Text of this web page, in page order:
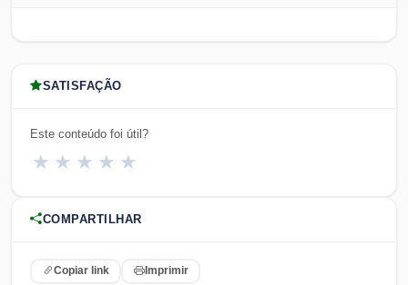
SATISFAÇÃO
Este conteúdo foi útil?
★ ★ ★ ★ ★
COMPARTILHAR
Copiar link Imprimir